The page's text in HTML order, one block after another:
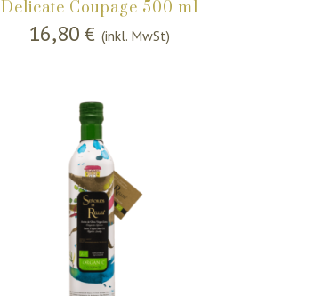
Delicate Coupage 500 ml
16,80 € (inkl. MwSt)